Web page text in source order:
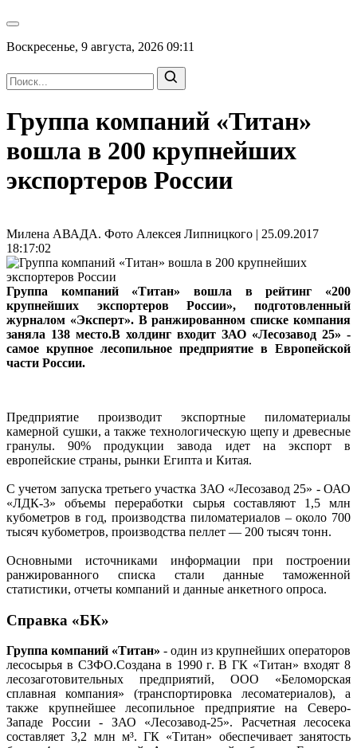
Воскресенье, 9 августа, 2026 09:11
Группа компаний «Титан»
вошла в 200 крупнейших
экспортеров России
Милена АВАДА. Фото Алексея Липницкого | 25.09.2017
18:17:02
Группа компаний «Титан» вошла в рейтинг «200
крупнейших экспортеров России», подготовленный
журналом «Эксперт». В ранжированном списке компания
заняла 138 место.В холдинг входит ЗАО «Лесозавод 25» -
самое крупное лесопильное предприятие в Европейской
части России.
Предприятие производит экспортные пиломатериалы
камерной сушки, а также технологическую щепу и древесные
гранулы. 90% продукции завода идет на экспорт в
европейские страны, рынки Египта и Китая.
С учетом запуска третьего участка ЗАО «Лесозавод 25» - ОАО
«ЛДК-3» объемы переработки сырья составляют 1,5 млн
кубометров в год, производства пиломатериалов – около 700
тысяч кубометров, производства пеллет — 200 тысяч тонн.
Основными источниками информации при построении
ранжированного списка стали данные таможенной
статистики, отчеты компаний и данные анкетного опроса.
Справка «БК»
Группа компаний «Титан» - один из крупнейших операторов
лесосырья в СЗФО.Создана в 1990 г. В ГК «Титан» входят 8
лесозаготовительных предприятий, ООО «Беломорская
сплавная компания» (транспортировка лесоматериалов), а
также крупнейшее лесопильное предприятие на Северо-
Западе России - ЗАО «Лесозавод-25». Расчетная лесосека
составляет 3,2 млн м³. ГК «Титан» обеспечивает занятость